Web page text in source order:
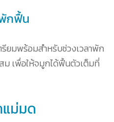
กฟื้น
รียมพร้อมสำหรับช่วงเวลาพัก
ม เพื่อให้จมูกได้ฟื้นตัวเต็มที่
ม่มด